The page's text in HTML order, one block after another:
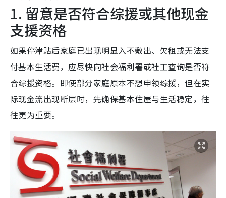
1. 留意是否符合综援或其他现金
支援资格
如果停津贴后家庭已出现明显入不敷出、欠租或无法支
付基本生活费，应尽快向社会福利署或社工查询是否符
合综援资格。即使部分家庭原本不想申领综援，但在实
际现金流出现断层时，先确保基本住屋与生活稳定，往
往更为重要。